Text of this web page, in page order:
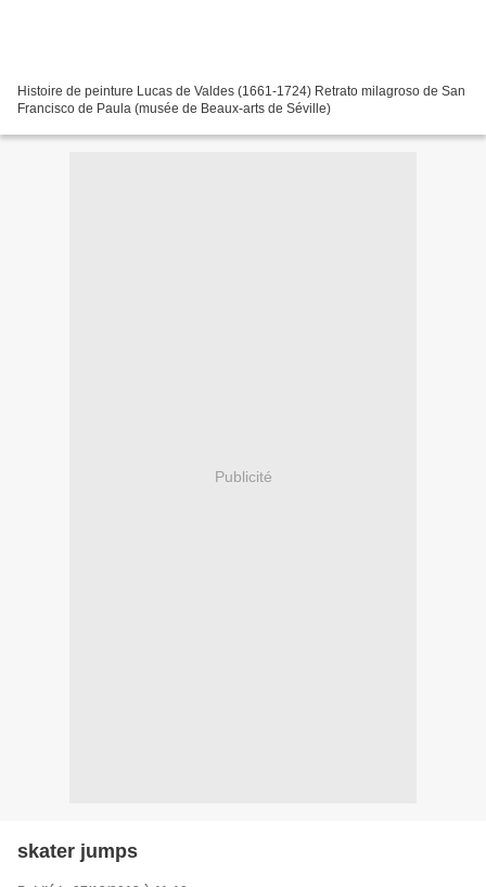
Histoire de peinture Lucas de Valdes (1661-1724) Retrato milagroso de San
Francisco de Paula (musée de Beaux-arts de Séville)
Publicité
skater jumps